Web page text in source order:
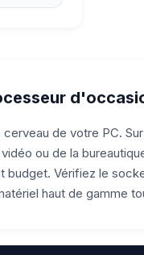
de votre PC.
ou de la
budget. Vérifiez le
haut de gamme